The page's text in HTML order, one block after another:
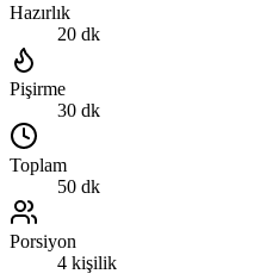
Hazırlık
20 dk
Pişirme
30 dk
Toplam
50 dk
Porsiyon
4 kişilik